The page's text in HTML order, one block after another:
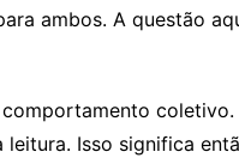
ambos. A questão
Isso significa